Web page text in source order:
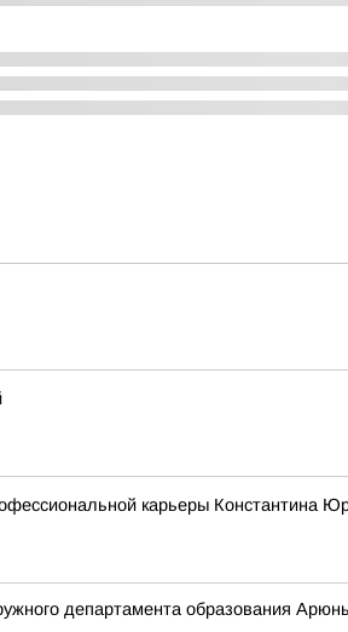
карьеры Константина
департамента образования